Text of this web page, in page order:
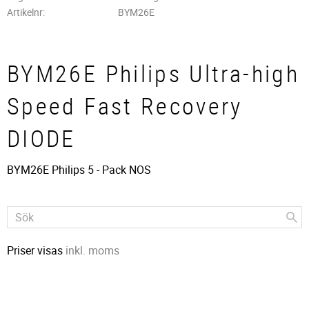
Artikelnr
BYM26E
BYM26E Philips Ultra-high
Speed Fast Recovery
DIODE
BYM26E Philips 5 - Pack NOS
Priser visas inkl. moms